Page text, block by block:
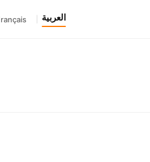
العربية